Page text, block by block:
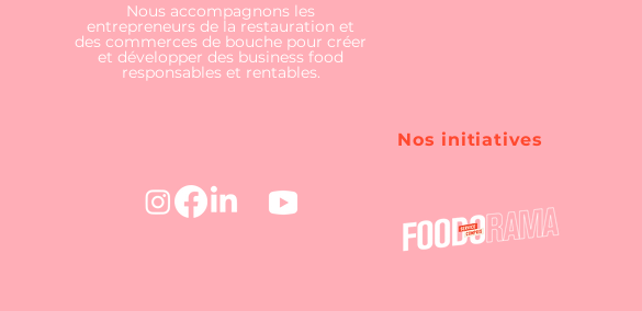
Nous accompagnons les
entrepreneurs de la restauration et
des commerces de bouche pour créer
et développer des business food
responsables et rentables.
Nos initiatives